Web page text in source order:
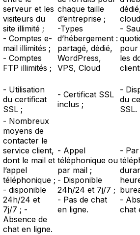
serveur et les
visiteurs du
site illimité ;
- Comptes e-
mail illimités ;
- Comptes
FTP illimités ;
chaque taille
d’entreprise ;
-Types
d’hébergement :
partagé, dédié,
WordPress,
VPS, Cloud
-
pour
les
- Utilisation
du certificat
SSL ;
- Certificat SSL
inclus ;
-
du
SSL.
- Nombreux
moyens de
contacter le
service client,
dont le mail et
l’appel
téléphonique ;
- disponible
24h/24 et
7j/7 ; -
Absence de
chat en ligne.
- Appel
téléphonique ou
par mail ;
- Disponible
24h/24 et 7j/7 ;
- Pas de chat
en ligne.
-
-
chat